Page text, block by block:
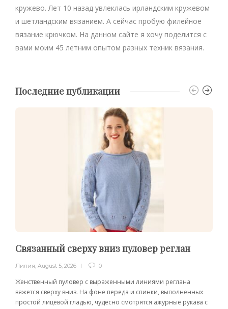
кружево. Лет 10 назад увлеклась ирландским кружевом
и шетландским вязанием. А сейчас пробую филейное
вязание крючком. На данном сайте я хочу поделится с
вами моим 45 летним опытом разных техник вязания.
Последние публикации
Связанный сверху вниз пуловер реглан
Лилия August 5, 2026 0
Женственный пуловер с выраженными линиями реглана
вяжется сверху вниз. На фоне переда и спинки, выполненных
простой лицевой гладью, чудесно смотрятся ажурные рукава с